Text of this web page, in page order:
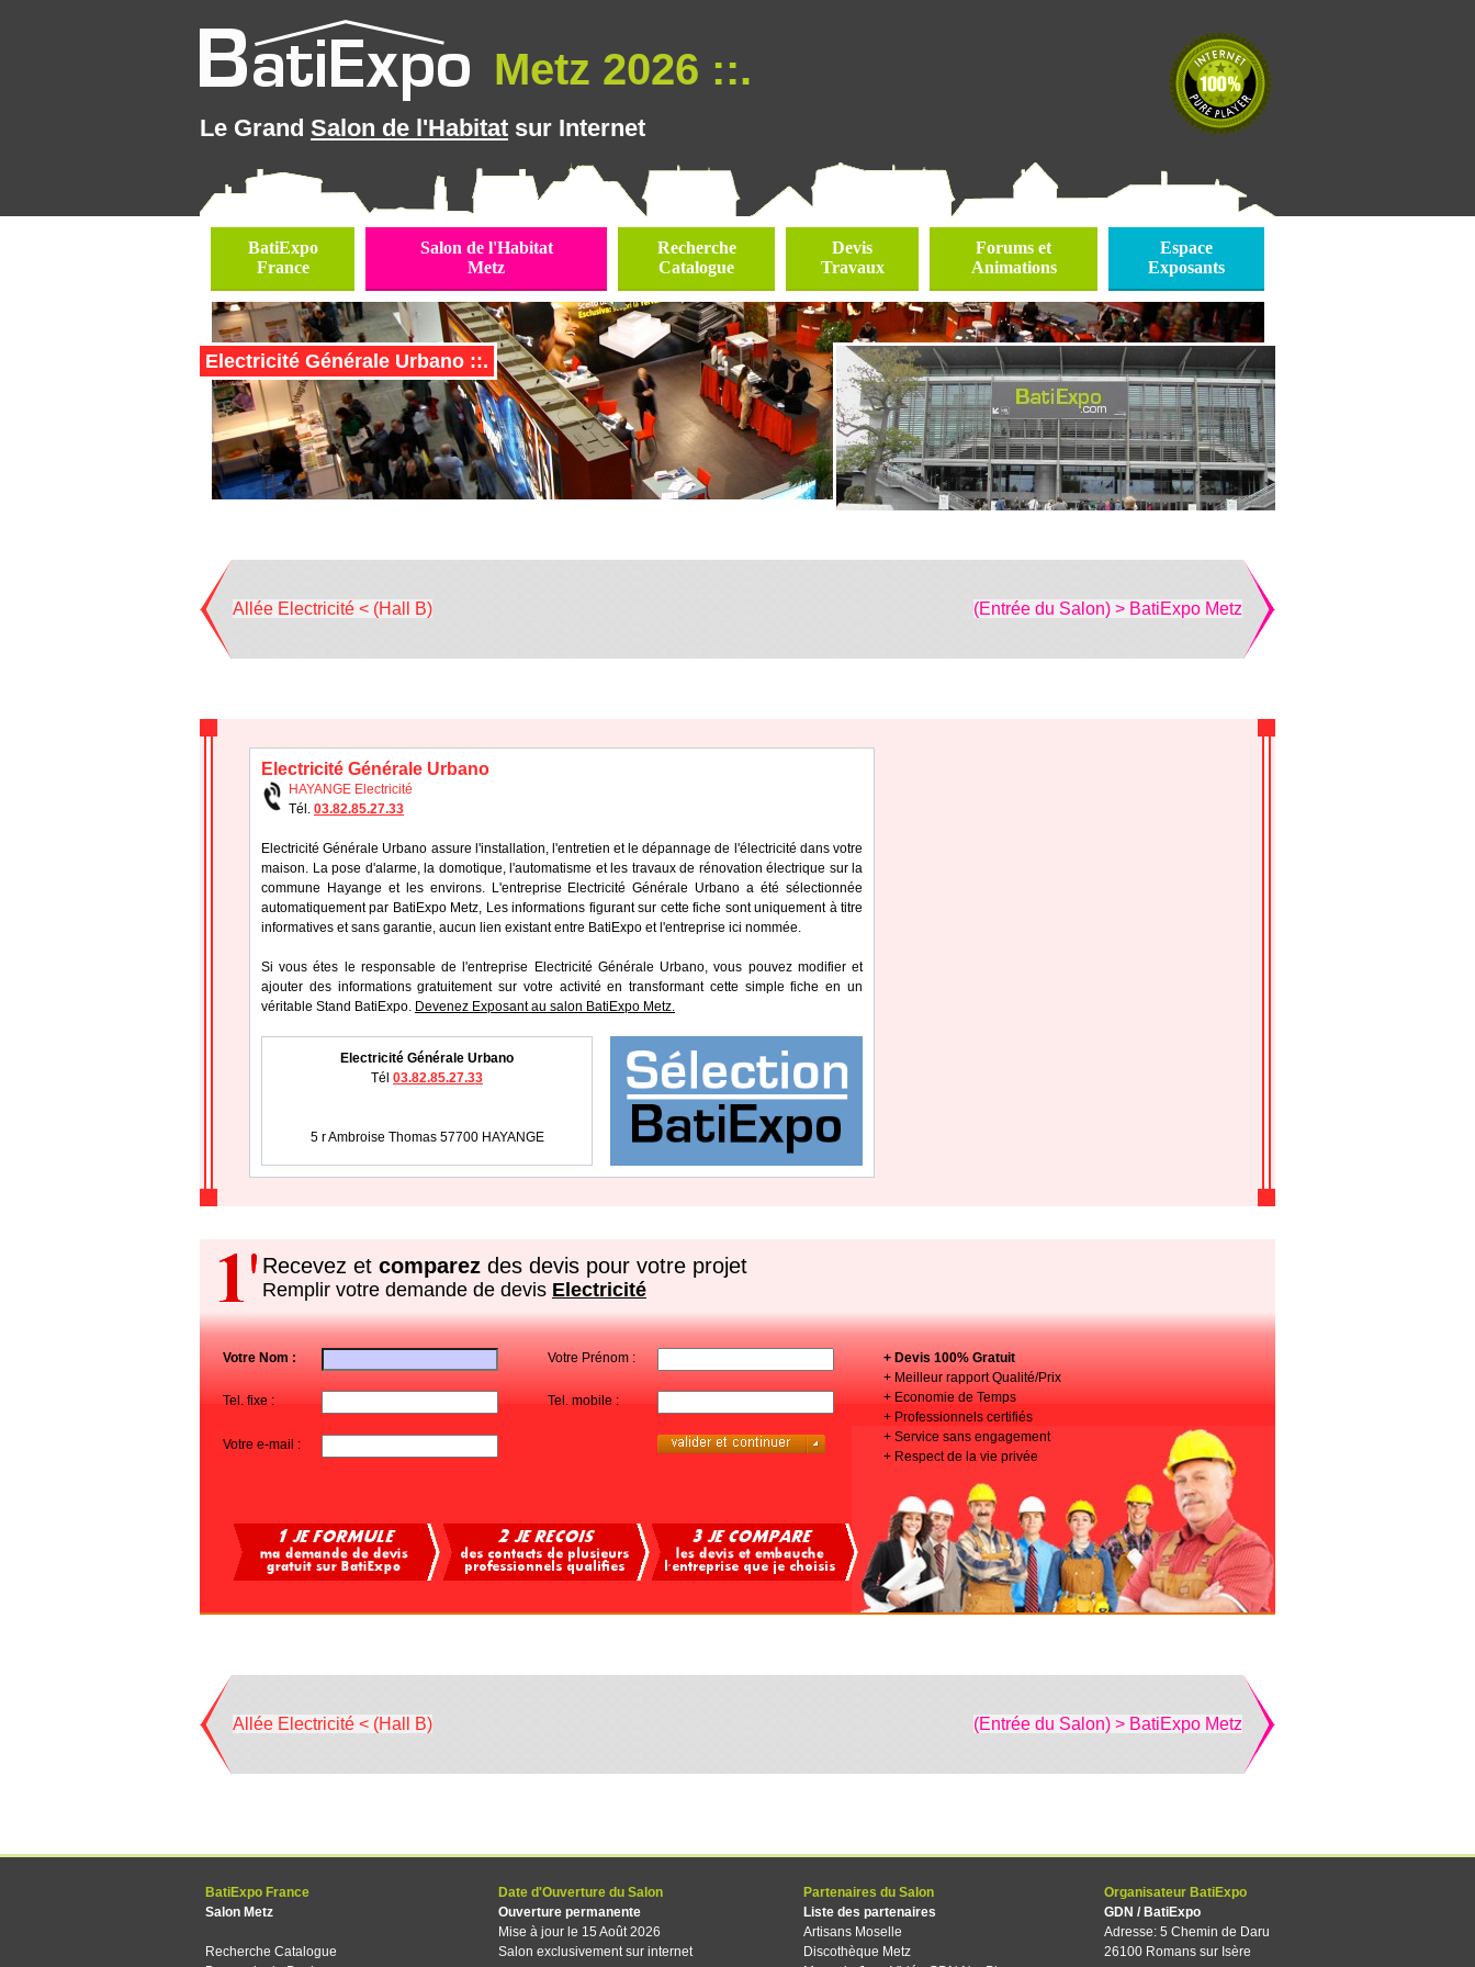
Metz 2026 ::.
Le Grand Salon de l'Habitat sur Internet
BatiExpo
France
Salon de l'Habitat
Metz
Recherche
Catalogue
Devis
Travaux
Forums et
Animations
Espace
Exposants
Electricité Générale Urbano ::.
Allée Electricité < (Hall B) (Entrée du Salon) > BatiExpo Metz
Electricité Générale Urbano
HAYANGE Electricité
Tél. 03.82.85.27.33
Electricité Générale Urbano assure l'installation, l'entretien et le dépannage de l'électricité dans votre
maison. La pose d'alarme, la domotique, l'automatisme et les travaux de rénovation électrique sur la
commune Hayange et les environs. L'entreprise Electricité Générale Urbano a été sélectionnée
automatiquement par BatiExpo Metz, Les informations figurant sur cette fiche sont uniquement à titre
informatives et sans garantie, aucun lien existant entre BatiExpo et l'entreprise ici nommée.
Si vous étes le responsable de l'entreprise Electricité Générale Urbano, vous pouvez modifier et
ajouter des informations gratuitement sur votre activité en transformant cette simple fiche en un
véritable Stand BatiExpo. Devenez Exposant au salon BatiExpo Metz.
Electricité Générale Urbano
Tél 03.82.85.27.33
5 r Ambroise Thomas 57700 HAYANGE
Recevez et comparez des devis pour votre projet
Remplir votre demande de devis Electricité
Votre Nom : Votre Prénom :
+ Devis 100% Gratuit
+ Meilleur rapport Qualité/Prix
+ Economie de Temps
+ Professionnels certifiés
+ Service sans engagement
+ Respect de la vie privée
Tel. fixe : Tel. mobile :
Votre e-mail :
Allée Electricité < (Hall B) (Entrée du Salon) > BatiExpo Metz
BatiExpo France
Salon Metz
Recherche Catalogue
Date d'Ouverture du Salon
Ouverture permanente
Mise à jour le 15 Août 2026
Salon exclusivement sur internet
Partenaires du Salon
Liste des partenaires
Artisans Moselle
Discothèque Metz
Organisateur BatiExpo
GDN / BatiExpo
Adresse: 5 Chemin de Daru
26100 Romans sur Isère